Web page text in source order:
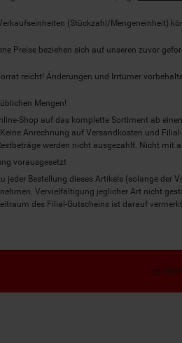
(Stückzahl/Mengeneinheit)
Preise beziehen sich auf unseren zuvor
reicht! Änderungen und Irrtümer
Mengen!
Shop auf das komplette Sortiment ab
Anrechnung auf Versandkosten und
werden nicht ausgezahlt. Nicht mit
vorausgesetzt
jeder Bestellung dieses Artikels (solange
Vervielfältigung jeglicher Art nicht
des Filial-Gutscheins ist darauf vermerkt.
©